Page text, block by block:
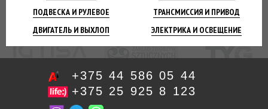
ПОДВЕСКА И РУЛЕВОЕ ТРАНСМИССИЯ И ПРИВОД
ДВИГАТЕЛЬ И ВЫХЛОП ЭЛЕКТРИКА И ОСВЕЩЕНИЕ
+375 44 586 05 44
+375 25 925 8 123